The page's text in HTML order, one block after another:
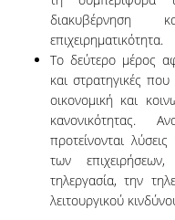
ΠΡΟΓΡΑΜΜΑ
διακυβέρνηση
επιχειρηματικότητα.
Το δεύτερο μέρος
και στρατηγικές
οικονομική και
κανονικότητας.
προτείνονται
των
τηλεργασία, την
λειτουργικού